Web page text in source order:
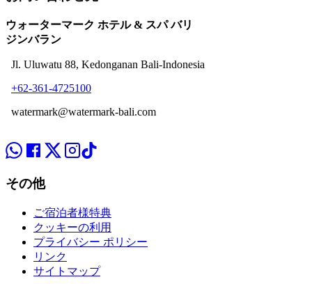
ウォーターマーク ホテル & スパ バリ
ジンバラン
Jl. Uluwatu 88, Kedonganan Bali-Indonesia
+62-361-4725100
watermark@watermark-bali.com
その他
ご宿泊者様特典
クッキーの利用
プライバシー ポリシー
リンク
サイトマップ